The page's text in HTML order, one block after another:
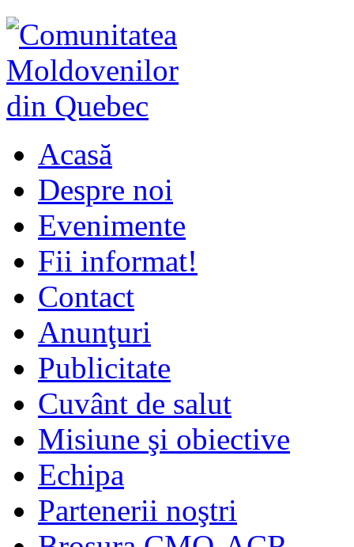
Acasă
Despre noi
Evenimente
Fii informat!
Contact
Anunţuri
Publicitate
Cuvânt de salut
Misiune şi obiective
Echipa
Partenerii noştri